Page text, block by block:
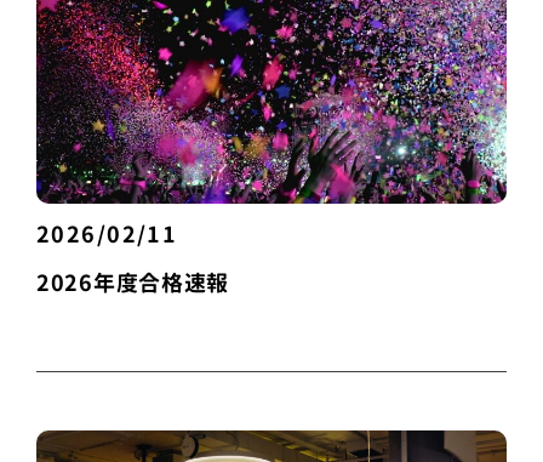
2026/02/11
2026年度合格速報